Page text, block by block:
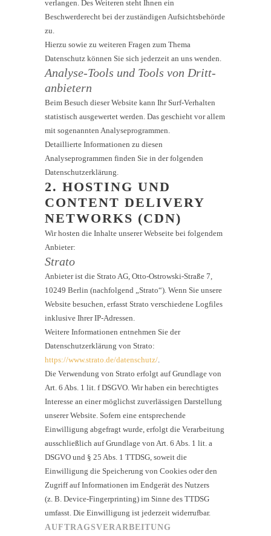
verlangen. Des Weiteren steht Ihnen ein
Beschwerderecht bei der zuständigen Aufsichtsbehörde
zu.
Hierzu sowie zu weiteren Fragen zum Thema
Datenschutz können Sie sich jederzeit an uns wenden.
Analyse-Tools und Tools von Dritt­
anbietern
Beim Besuch dieser Website kann Ihr Surf-Verhalten
statistisch ausgewertet werden. Das geschieht vor allem
mit sogenannten Analyseprogrammen.
Detaillierte Informationen zu diesen
Analyseprogrammen finden Sie in der folgenden
Datenschutzerklärung.
2. HOSTING UND
CONTENT DELIVERY
NETWORKS (CDN)
Wir hosten die Inhalte unserer Webseite bei folgendem
Anbieter:
Strato
Anbieter ist die Strato AG, Otto-Ostrowski-Straße 7,
10249 Berlin (nachfolgend „Strato“). Wenn Sie unsere
Website besuchen, erfasst Strato verschiedene Logfiles
inklusive Ihrer IP-Adressen.
Weitere Informationen entnehmen Sie der
Datenschutzerklärung von Strato:
https://www.strato.de/datenschutz/.
Die Verwendung von Strato erfolgt auf Grundlage von
Art. 6 Abs. 1 lit. f DSGVO. Wir haben ein berechtigtes
Interesse an einer möglichst zuverlässigen Darstellung
unserer Website. Sofern eine entsprechende
Einwilligung abgefragt wurde, erfolgt die Verarbeitung
ausschließlich auf Grundlage von Art. 6 Abs. 1 lit. a
DSGVO und § 25 Abs. 1 TTDSG, soweit die
Einwilligung die Speicherung von Cookies oder den
Zugriff auf Informationen im Endgerät des Nutzers
(z. B. Device-Fingerprinting) im Sinne des TTDSG
umfasst. Die Einwilligung ist jederzeit widerrufbar.
AUFTRAGSVERARBEITUNG